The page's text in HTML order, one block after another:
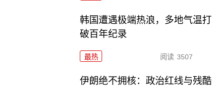
韩国遭遇极端热浪，多地气温打
破百年纪录
最热 阅读 3507
伊朗绝不拥核：政治红线与残酷